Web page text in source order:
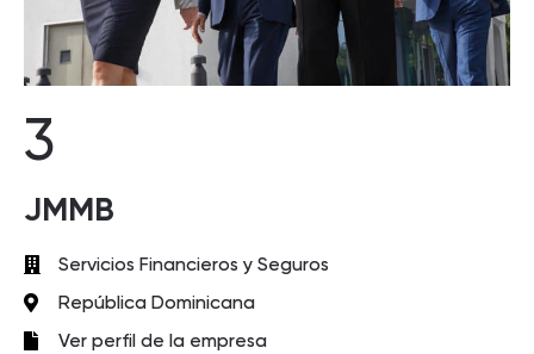
3
JMMB
Servicios Financieros y Seguros
República Dominicana
Ver perfil de la empresa